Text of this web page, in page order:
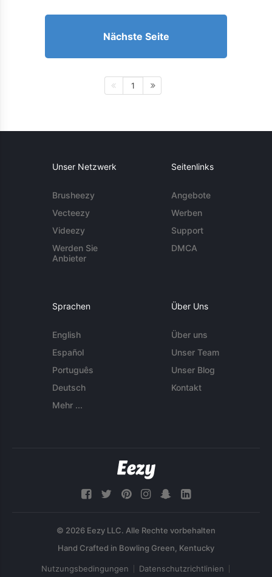
Nächste Seite
1
Unser Netzwerk
Brusheezy
Vecteezy
Videezy
Werden Sie
Anbieter
Seitenlinks
Angebote
Werben
Support
DMCA
Sprachen
English
Español
Português
Deutsch
Mehr ...
Über Uns
Über uns
Unser Team
Unser Blog
Kontakt
© 2026 Eezy LLC. Alle Rechte vorbehalten
Nutzungsbedingungen Datenschutzrichtlinien